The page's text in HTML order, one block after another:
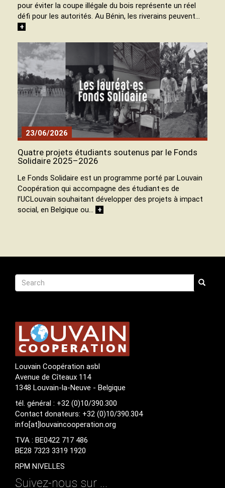
pour éviter la coupe illégale du bois représente un réel
défi pour les autorités. Au Bénin, les riverains peuvent…
+
23/06/2026
Quatre projets étudiants soutenus par le Fonds
Solidaire 2025–2026
Le Fonds Solidaire est un programme porté par Louvain
Coopération qui accompagne des étudiant·es de
l’UCLouvain souhaitant développer des projets à impact
social, en Belgique ou… +
Recherche
Search Search
Louvain Coopération asbl
Avenue de Cîteaux 114
1348 Louvain-la-Neuve - Belgique
tél. général : +32 (0)10/390.300
Contact donateurs: +32 (0)10/390.304
info[at]louvaincooperation.org
TVA : BE0422 717 486
BE28 7323 3319 1920
RPM NIVELLES
Suivez-nous sur ...